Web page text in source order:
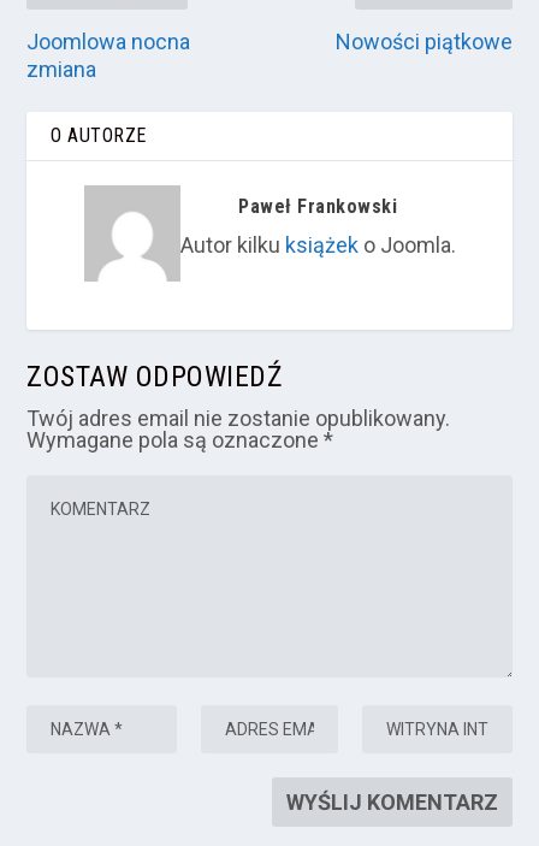
Joomlowa nocna
zmiana
Nowości piątkowe
O AUTORZE
Paweł Frankowski
Autor kilku książeko Joomla.
ZOSTAW ODPOWIEDŹ
Twój adres email nie zostanie opublikowany.
Wymagane pola są oznaczone*